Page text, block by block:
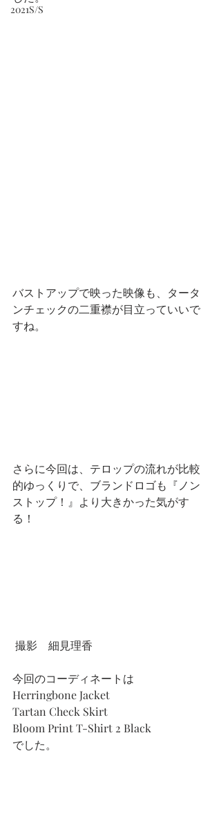
2021S/S
バストアップで映った映像も、タータ
ンチェックの二重襟が目立っていいで
すね。
さらに今回は、テロップの流れが比較
的ゆっくりで、ブランドロゴも『ノン
ストップ！』より大きかった気がす
る！
撮影　細見理香
今回のコーディネートは
Herringbone Jacket
Tartan Check Skirt
Bloom Print T-Shirt 2 Black
でした。